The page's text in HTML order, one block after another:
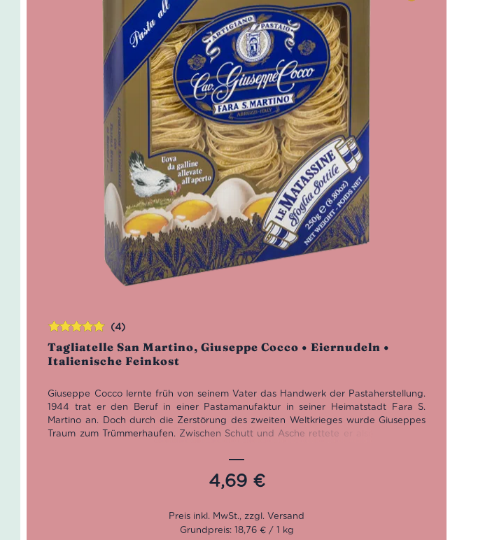
Tagliatelle San Martino, Giuseppe Cocco • Eiernudeln •
Italienische Feinkost
(4)
Giuseppe Cocco lernte früh von seinem Vater das Handwerk der Pastaherstellung.
1944 trat er den Beruf in einer Pastamanufaktur in seiner Heimatstadt Fara S.
Martino an. Doch durch die Zerstörung des zweiten Weltkrieges wurde Giuseppes
Traum zum Trümmerhaufen. Zwischen Schutt und Asche rettete er also die letzten
seine eigene Pastamanufaktur, die bis heute erstklassige Pasta wie diese Tagliatelle
4,69 €
Bewertet
mit5.00von
5
Grundpreis: 18,76 € / 1 kg